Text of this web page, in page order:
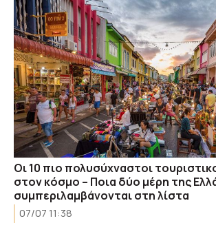
Οι 10 πιο πολυσύχναστοι
στον κόσμο – Ποια δύο μέρη της
συμπεριλαμβάνονται στη λίστα
07/07 11:38